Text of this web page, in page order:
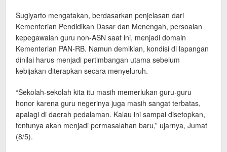
Sugiyarto mengatakan, berdasarkan penjelasan dari
Kementerian Pendidikan Dasar dan Menengah, persoalan
kepegawaian guru non-ASN saat ini, menjadi domain
Kementerian PAN-RB. Namun demikian, kondisi di lapangan
dinilai harus menjadi pertimbangan utama sebelum
kebijakan diterapkan secara menyeluruh.
“Sekolah-sekolah kita itu masih memerlukan guru-guru
honor karena guru negerinya juga masih sangat terbatas,
apalagi di daerah pedalaman. Kalau ini sampai disetopkan,
tentunya akan menjadi permasalahan baru,” ujarnya, Jumat
(8/5).